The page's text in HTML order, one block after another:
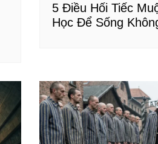
5 Điều Hối Tiếc
Học Để Sống